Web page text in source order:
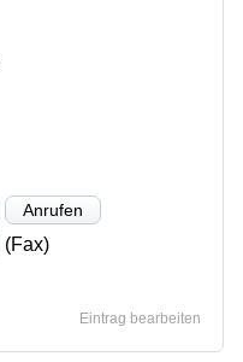
Anrufen
(Fax)
Eintrag bearbeiten